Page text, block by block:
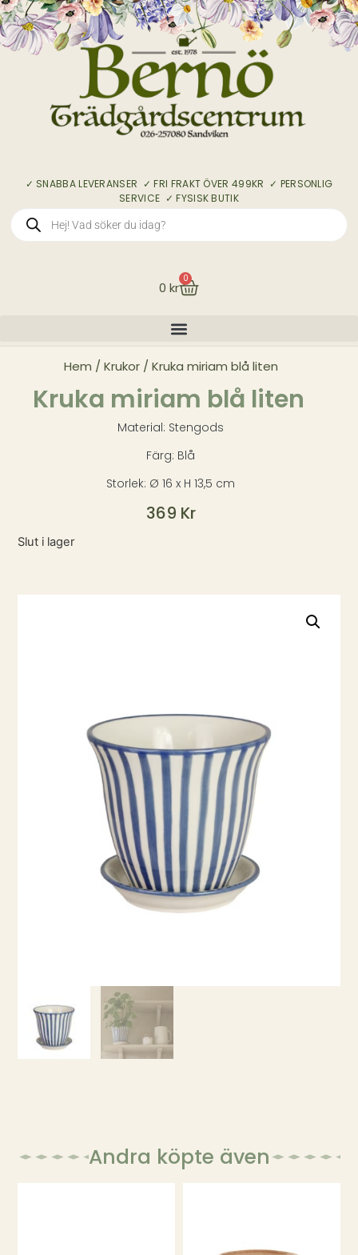
✓ SNABBA LEVERANSER ✓ FRI FRAKT ÖVER 499KR ✓ PERSONLIG
SERVICE ✓ FYSISK BUTIK
0 kr
0
Hem / Krukor/ Kruka miriam blå liten
Kruka miriam blå liten
Material: Stengods
Färg: Blå
Storlek: Ø 16 x H 13,5 cm
369 Kr
Slut i lager
Andra köpte även